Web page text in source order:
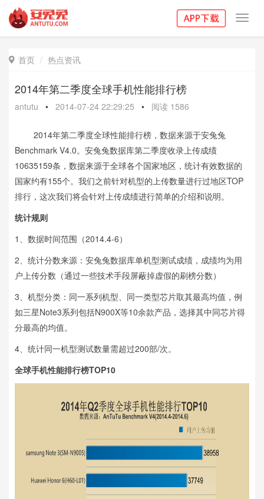
 首页 热点资讯
2014年第二季度全球手机性能排行榜
antutu • 2014-07-24 22:29:25 • 阅读 1586
2014年第二季度全球性能排行榜，数据来源于安兔兔
Benchmark V4.0。安兔兔数据库第二季度收录上传成绩
10635159条，数据来源于全球各个国家地区，统计有效数据的
国家约有155个。我们之前针对机型的上传数量进行过地区TOP
排行，这次我们将会针对上传成绩进行简单的介绍和说明。
统计规则
1、数据时间范围（2014.4-6）
2、统计分数来源：安兔兔数据库单机型测试成绩，成绩均为用
户上传分数（通过一些技术手段屏蔽掉虚假的刷榜分数）
3、机型分类：同一系列机型、同一类型芯片取其最高均值，例
如三星Note3系列包括N900X等10余款产品，选择其中同芯片得
分最高的均值。
4、统计同一机型测试数量需超过200部/次。
全球手机性能排行榜TOP10